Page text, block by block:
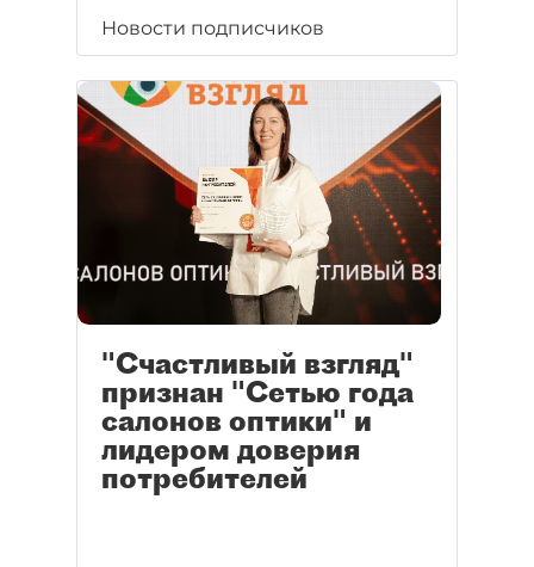
Новости подписчиков
"Счастливый взгляд"
признан "Сетью года
салонов оптики" и
лидером доверия
потребителей